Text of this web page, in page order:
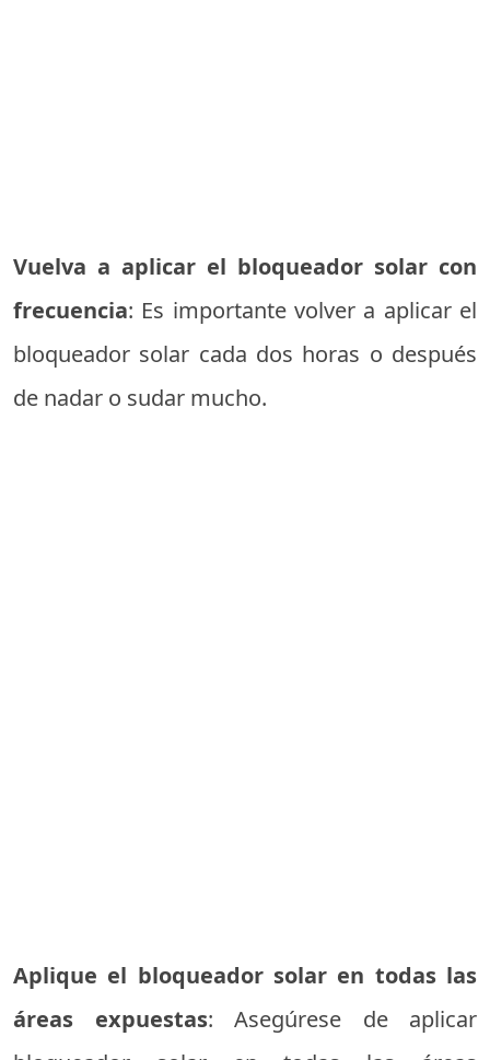
Vuelva a aplicar el bloqueador solar con
frecuencia: Es importante volver a aplicar el
bloqueador solar cada dos horas o después
de nadar o sudar mucho.
Aplique el bloqueador solar en todas las
áreas expuestas: Asegúrese de aplicar